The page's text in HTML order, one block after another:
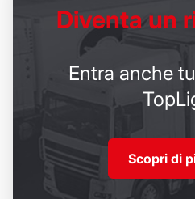
Diventa un
Entra anche
Scopri di